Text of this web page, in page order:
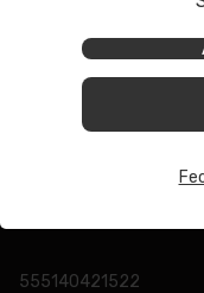
Microfone Condensador
Profissional Overhead
AD1 para Pratos de
Instrumentos Acústicos
555140421522